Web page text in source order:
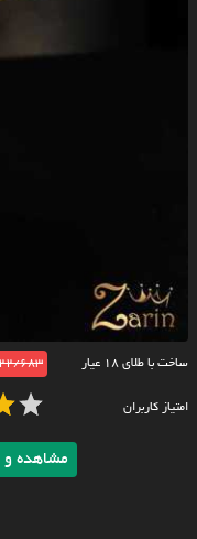
ساخت با طلای ۱۸ عیار 683
امتیاز کاربران
مشاهده و